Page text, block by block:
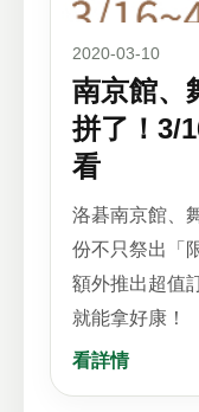
2020-03-10
南京館、
拼了！3/
看
洛碁南京館、
份不只祭出「
額外推出超值
就能拿好康！
看詳情